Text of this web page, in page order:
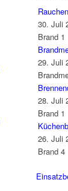
30. Juli
Brand 1
29. Juli
28. Juli
Brand 1
26. Juli
Brand 4